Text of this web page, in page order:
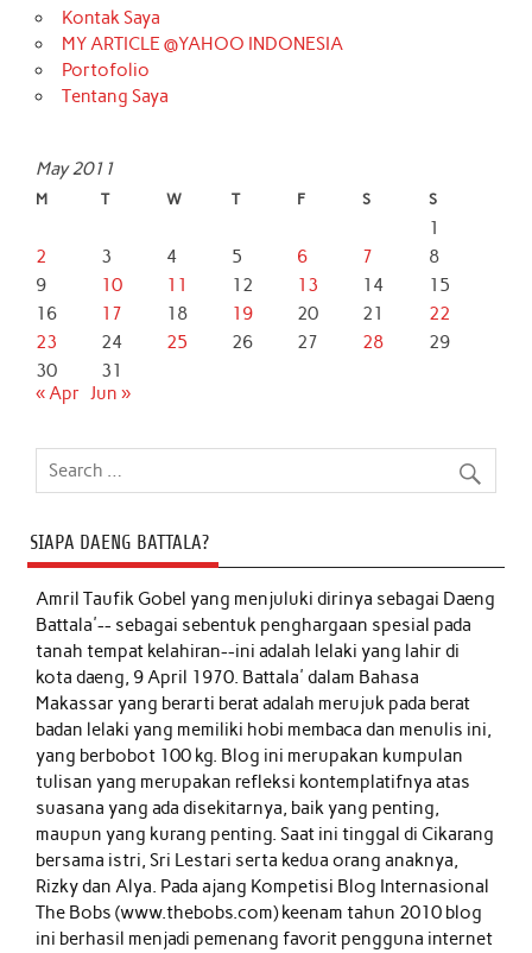
Kontak Saya
MY ARTICLE @YAHOO INDONESIA
Portofolio
Tentang Saya
May 2011
M T W T F S S
1
2
3 4 5 6 7
8
9
10 11 12 13 14
15
16
17 18 19 20 21
22
23
24 25 26 27 28
29
30
31
« Apr Jun »
SIAPA DAENG BATTALA?
Amril Taufik Gobelyang menjuluki dirinya sebagai Daeng
Battala'-- sebagai sebentuk penghargaan spesial pada
tanah tempat kelahiran--ini adalah lelaki yang lahir di
kota daeng, 9 April 1970. Battala' dalam Bahasa
Makassar yang berarti berat adalah merujuk pada berat
badan lelaki yang memiliki hobi membaca dan menulis ini,
yang berbobot 100 kg. Blog ini merupakan kumpulan
tulisan yang merupakan refleksi kontemplatifnya atas
suasana yang ada disekitarnya, baik yang penting,
maupun yang kurang penting. Saat ini tinggal di Cikarang
bersama istri, Sri Lestari serta kedua orang anaknya,
Rizky dan Alya. Pada ajang Kompetisi Blog Internasional
The Bobs (www.thebobs.com) keenam tahun 2010 blog
ini berhasil menjadi pemenang favorit pengguna internet